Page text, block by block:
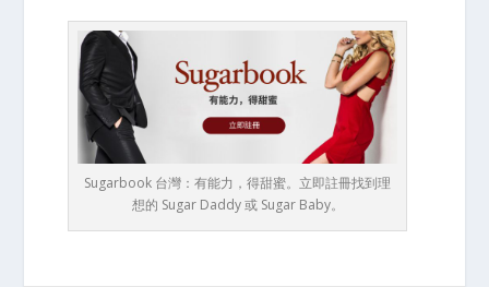
Sugarbook 台灣：有能力，得甜蜜。立即註冊找到理
想的 Sugar Daddy 或 Sugar Baby。